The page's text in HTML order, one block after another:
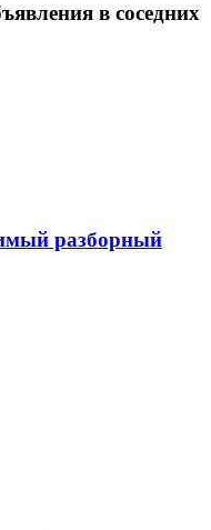
в соседних
разборный